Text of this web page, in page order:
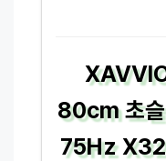
80cm 초
75Hz